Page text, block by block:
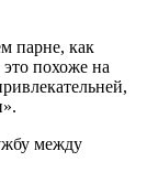
парне, как
похоже на
между